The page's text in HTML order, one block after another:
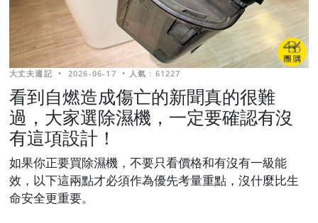
大丈夫週記 • 2026-06-17 • 人氣 : 61227
看到自燃造成傷亡的新聞真的很難
過，大家選除濕機，一定要確認有沒
有這項設計！
如果你正要買除濕機，不要只看價格和有沒有一級能
效，以下這兩點才必須作為優先考量重點，沒什麼比生
命安全更重要。